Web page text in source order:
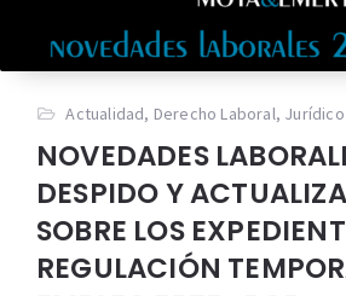
Actualidad, Derecho Laboral, Jurídico
NOVEDADES
DESPIDO Y
SOBRE LOS
REGULACIÓN